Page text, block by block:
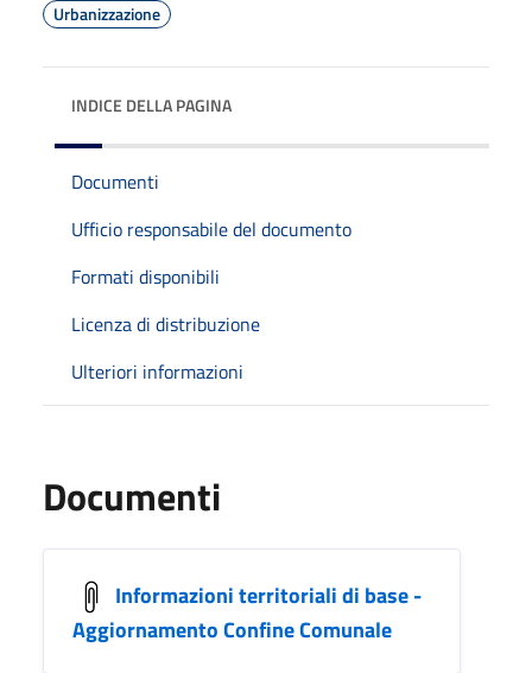
Urbanizzazione
INDICE DELLA PAGINA
Documenti
Ufficio responsabile del documento
Formati disponibili
Licenza di distribuzione
Ulteriori informazioni
Documenti
Informazioni territoriali di base -
Aggiornamento Confine Comunale